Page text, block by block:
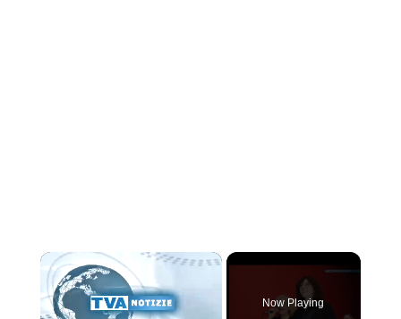
×
Now Playing